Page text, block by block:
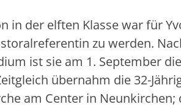
in der elften Klasse war für
zu werden.
ist sie am 1. September
übernahm die 32-
am Center in